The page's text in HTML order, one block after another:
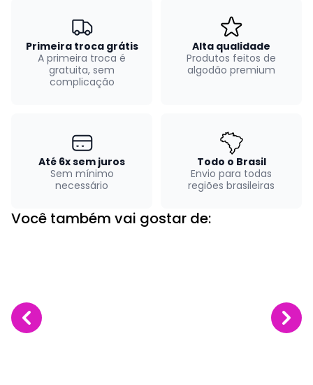
Primeira troca grátis
A primeira troca é
gratuita, sem
complicação
Alta qualidade
Produtos feitos de
algodão premium
Até 6x sem juros
Sem mínimo
necessário
Todo o Brasil
Envio para todas
regiões brasileiras
Você também vai gostar de: